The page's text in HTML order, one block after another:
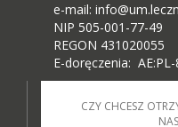
e-mail:
NIP 505-001-77-49
REGON 431020055
E-doręczenia:
CZY CHCESZ